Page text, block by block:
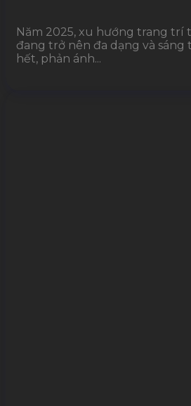
Năm 2025, xu hướng trang trí
đang trở nên đa dạng và sáng
hết, phản ánh...